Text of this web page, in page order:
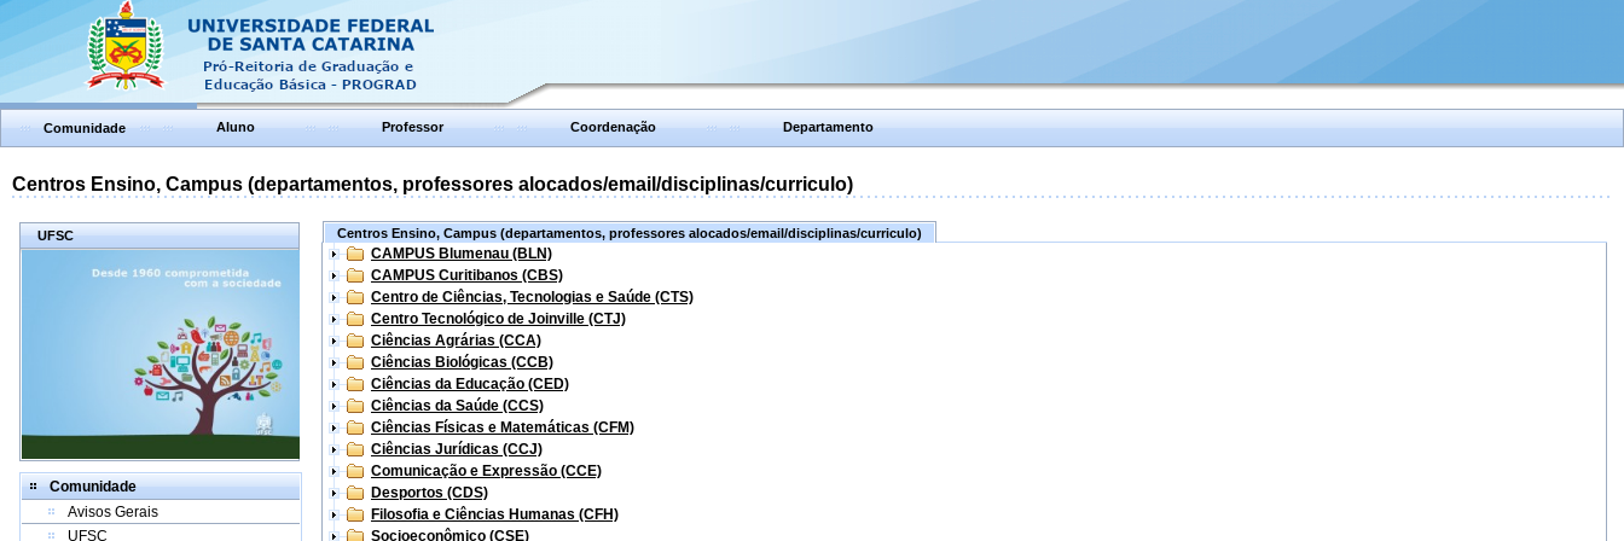
Comunidade Aluno Professor Coordenação Departamento
Centros Ensino, Campus (departamentos, professores alocados/email/disciplinas/curriculo)
UFSC
Comunidade
Avisos Gerais
UFSC
Centros Ensino, Campus (departamentos, professores alocados/email/disciplinas/curriculo)
CAMPUS Blumenau (BLN)
CAMPUS Curitibanos (CBS)
Centro de Ciências, Tecnologias e Saúde (CTS)
Centro Tecnológico de Joinville (CTJ)
Ciências Agrárias (CCA)
Ciências Biológicas (CCB)
Ciências da Educação (CED)
Ciências da Saúde (CCS)
Ciências Físicas e Matemáticas (CFM)
Ciências Jurídicas (CCJ)
Comunicação e Expressão (CCE)
Desportos (CDS)
Filosofia e Ciências Humanas (CFH)
Socioeconômico (CSE)